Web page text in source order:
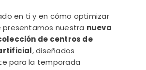
en ti y en cómo optimizar
presentamos nuestra nueva
de centros de
, diseñados
para la temporada